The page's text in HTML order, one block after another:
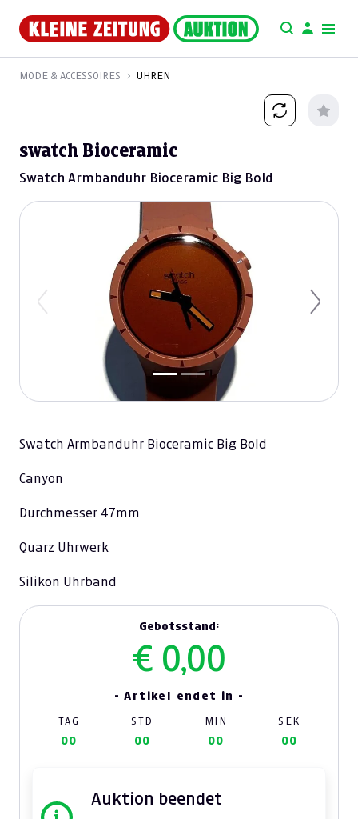
MODE & ACCESSOIRES UHREN
swatch Bioceramic
Swatch Armbanduhr Bioceramic Big Bold
Previous Next
Swatch Armbanduhr Bioceramic Big Bold
Canyon
Durchmesser 47mm
Quarz Uhrwerk
Silikon Uhrband
Gebotsstand:
€ 0,00
- Artikel endet in -
TAG STD MIN SEK
00 00 00 00
Auktion beendet